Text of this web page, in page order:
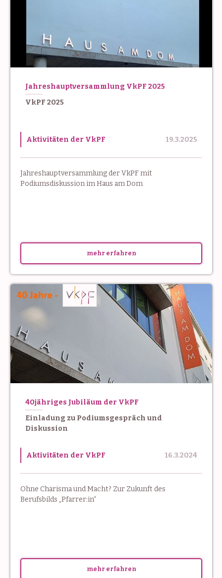
Jahreshauptversammlung VkPF 2025
VkPF 2025
Aktivitäten der VkPF 19.3.2025
Jahreshauptversammlung der VkPF mit
Podiumsdiskussion im Haus am Dom
mehr erfahren
40jähriges Jubiläum der VkPF
Einladung zu Podiumsgespräch und
Diskussion
Aktivitäten der VkPF 16.3.2024
Ohne Charisma und Macht? Zur Zukunft des
Berufsbilds „Pfarrer:in“
mehr erfahren